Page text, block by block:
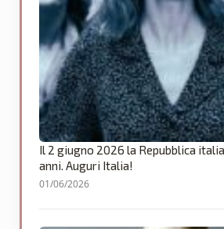
Il 2 giugno 2026 la Repubblica
anni. Auguri Italia!
01/06/2026